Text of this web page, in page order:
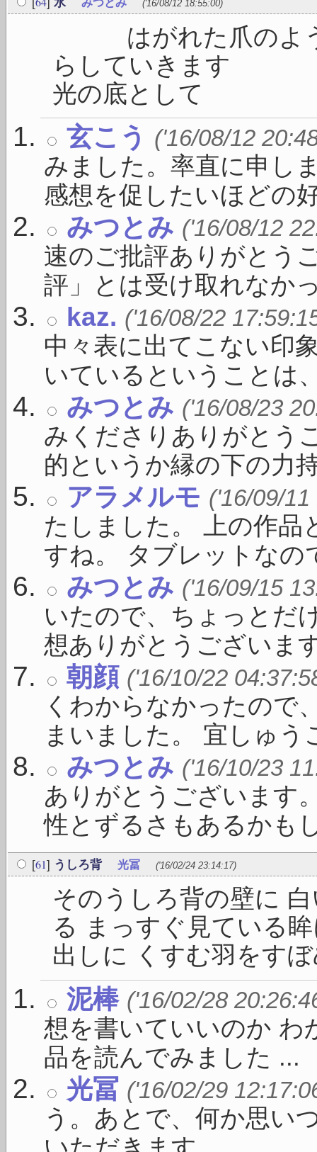
みつとみ ('16/08/12 18:55:00)
はがれた爪のよう
らしてい
光の底とし
玄こう ('16/08/12
みました。率直に申し
感想を促したいほどの
みつとみ ('16/08/12
速のご批評ありがとう
評」とは受け取れなか
kaz. ('16/08/22
中々表に出てこない印
いているということは
みつとみ ('16/08/23
みくださりありがとう
的というか縁の下の力
アラメルモ ('16/09/
たしました。 上の作品
すね。 タブレットなの
みつとみ ('16/09/15
いたので、ちょっとだ
想ありがとうございま
朝顔 ('16/10/22
くわからなかったので
まいました。 宜しゅう
みつとみ ('16/10/23
ありがとうございます
性とずるさもあるかも
[61] うしろ背 光冨 ('16/02/24 23:14:17)
そのうしろ背の壁に
る まっすぐ見ている
出しに くすむ羽をす
泥棒 ('16/02/28
想を書いていいのか わ
品を読んでみました ...
光冨 ('16/02/29
う。あとで、何か思い